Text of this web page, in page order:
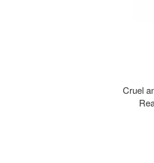
Cruel